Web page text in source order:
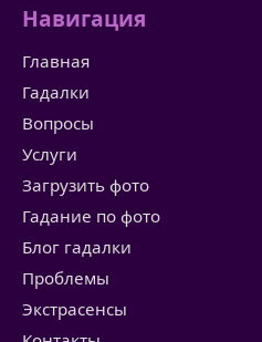
Навигация
Главная
Гадалки
Вопросы
Услуги
Загрузить фото
Гадание по фото
Блог гадалки
Проблемы
Экстрасенсы